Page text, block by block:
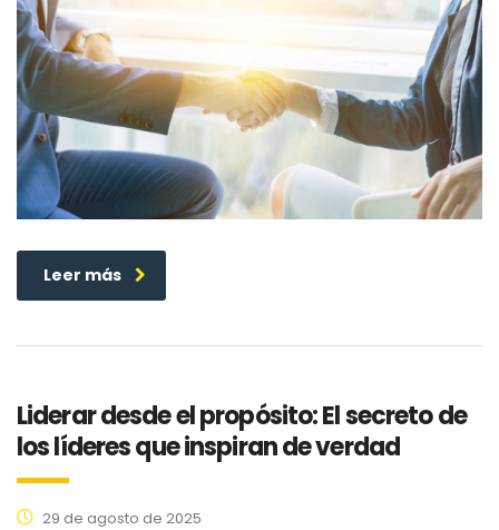
Leer más
Liderar desde el propósito: El secreto de
los líderes que inspiran de verdad
29 de agosto de 2025